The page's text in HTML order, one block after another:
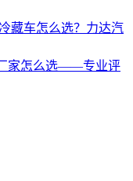
藏车怎么选？力达汽
家怎么选——专业评